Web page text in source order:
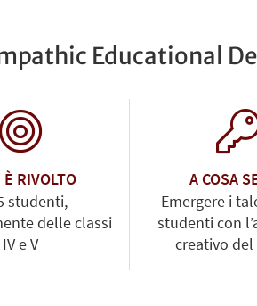
Educational
È RIVOLTO
studenti,
delle classi
IV e V
A COSA
Emergere i
studenti con
creativo del